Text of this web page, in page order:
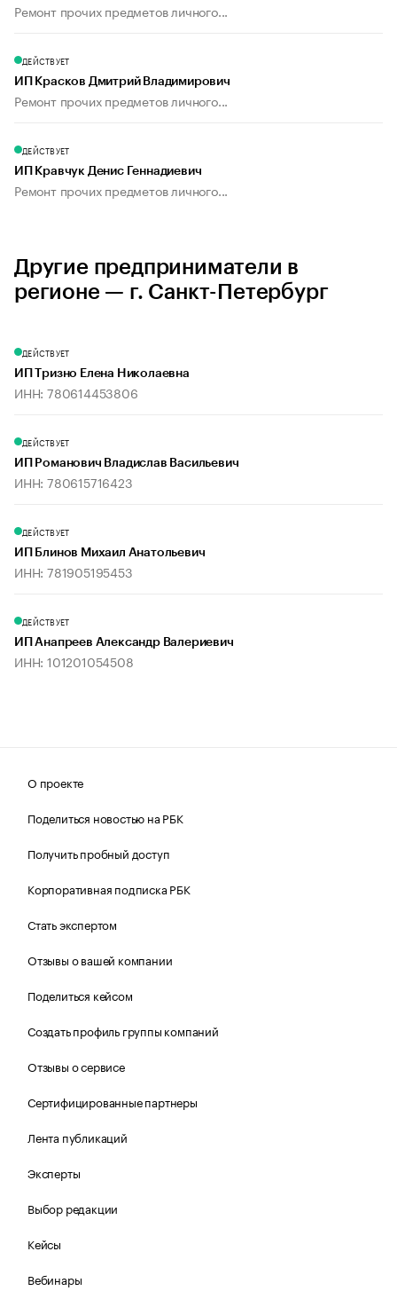
Ремонт прочих предметов личного...
ДЕЙСТВУЕТ
ИП Красков Дмитрий Владимирович
Ремонт прочих предметов личного...
ДЕЙСТВУЕТ
ИП Кравчук Денис Геннадиевич
Ремонт прочих предметов личного...
Другие предприниматели в
регионе — г. Санкт-Петербург
ДЕЙСТВУЕТ
ИП Тризно Елена Николаевна
ИНН: 780614453806
ДЕЙСТВУЕТ
ИП Романович Владислав Васильевич
ИНН: 780615716423
ДЕЙСТВУЕТ
ИП Блинов Михаил Анатольевич
ИНН: 781905195453
ДЕЙСТВУЕТ
ИП Анапреев Александр Валериевич
ИНН: 101201054508
О проекте
Поделиться новостью на РБК
Получить пробный доступ
Корпоративная подписка РБК
Стать экспертом
Отзывы о вашей компании
Поделиться кейсом
Создать профиль группы компаний
Отзывы о сервисе
Сертифицированные партнеры
Лента публикаций
Эксперты
Выбор редакции
Кейсы
Вебинары